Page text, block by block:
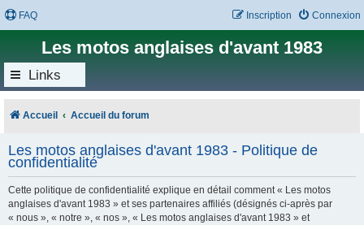
FAQ Connexion
Inscription
Les motos anglaises d'avant 1983
Links
Accueil Accueil du forum
Les motos anglaises d'avant 1983 - Politique de
confidentialité
Cette politique de confidentialité explique en détail comment « Les motos
anglaises d'avant 1983 » et ses partenaires affiliés (désignés ci-après par
« nous », « notre », « nos », « Les motos anglaises d'avant 1983 » et